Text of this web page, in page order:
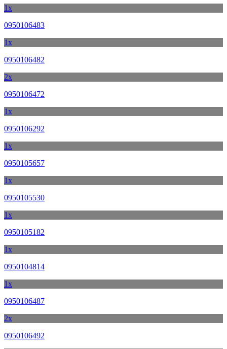
1x
0950106483
1x
0950106482
2x
0950106472
1x
0950106292
1x
0950105657
1x
0950105530
1x
0950105182
1x
0950104814
1x
0950106487
2x
0950106492